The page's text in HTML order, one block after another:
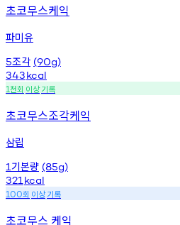
초코무스케익
파미유
5조각 (90g)
343kcal
1천회 이상기록
초코무스조각케익
삼립
1 기본량 (85g)
321 kcal
100회 이상기록
초코무스 케익